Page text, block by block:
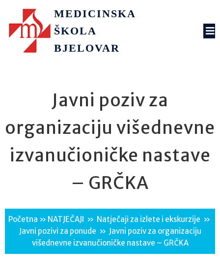
MEDICINSKA
ŠKOLA
BJELOVAR
Javni poziv za
organizaciju višednevne
izvanučioničke nastave
– GRČKA
Početna » NATJEČAJI » Natječaji za izlete i ekskurzije »
Javni pozivi za ponude » Javni poziv za organizaciju
višednevne izvanučioničke nastave – GRČKA